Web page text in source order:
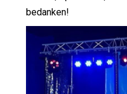
bedanken!